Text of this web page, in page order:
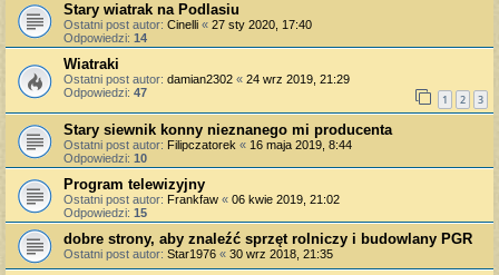
Stary wiatrak na Podlasiu
Ostatni post autor: Cinelli « 27 sty 2020, 17:40
Odpowiedzi: 14
Wiatraki
Ostatni post autor: damian2302 « 24 wrz 2019, 21:29
Odpowiedzi: 47 1 2 3
Stary siewnik konny nieznanego mi producenta
Ostatni post autor: Filipczatorek « 16 maja 2019, 8:44
Odpowiedzi: 10
Program telewizyjny
Ostatni post autor: Frankfaw « 06 kwie 2019, 21:02
Odpowiedzi: 15
dobre strony, aby znaleźć sprzęt rolniczy i budowlany PGR
Ostatni post autor: Star1976 « 30 wrz 2018, 21:35